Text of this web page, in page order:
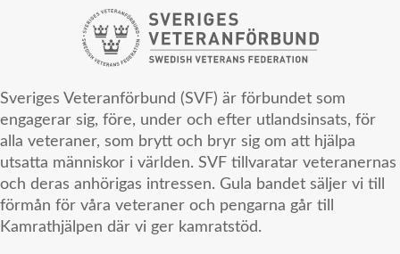
Sveriges Veteranförbund (SVF) är förbundet som
engagerar sig, före, under och efter utlandsinsats, för
alla veteraner, som brytt och bryr sig om att hjälpa
utsatta människor i världen. SVF tillvaratar veteranernas
och deras anhörigas intressen. Gula bandet säljer vi till
förmån för våra veteraner och pengarna går till
Kamrathjälpen där vi ger kamratstöd.